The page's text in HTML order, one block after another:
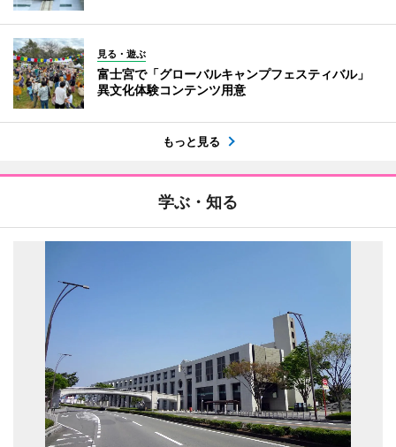
見る・遊ぶ
富士宮で「グローバルキャンプフェスティバル」
異文化体験コンテンツ用意
もっと見る
学ぶ・知る